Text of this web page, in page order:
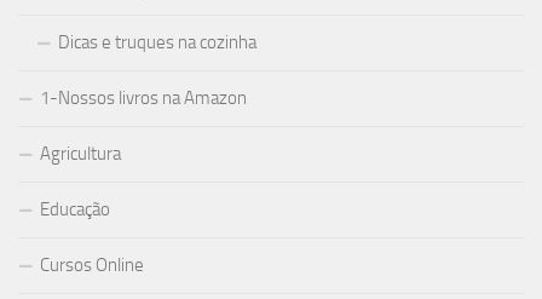
Dicas e truques na cozinha
1-Nossos livros na Amazon
Agricultura
Educação
Cursos Online